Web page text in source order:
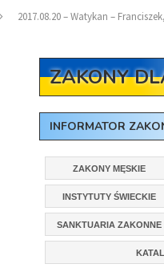
2017.08.20 – Watykan –
ZAKONY
INFORMATOR
ZAKONY MĘSKIE
INSTYTUTY ŚWIECKIE
SANKTUARIA ZAKONNE